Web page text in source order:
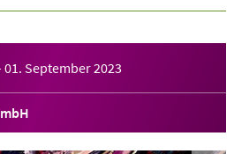
01. September 2023